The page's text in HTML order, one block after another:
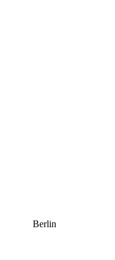
Berlin